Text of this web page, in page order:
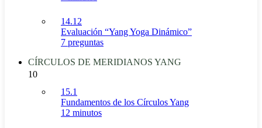
14.12
Evaluación “Yang Yoga Dinámico”
7 preguntas
CÍRCULOS DE MERIDIANOS YANG
10
15.1
Fundamentos de los Círculos Yang
12 minutos